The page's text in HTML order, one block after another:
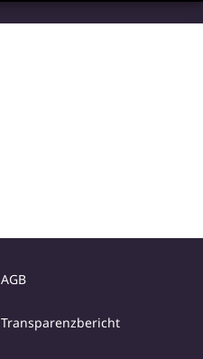
AGB
Transparenzbericht